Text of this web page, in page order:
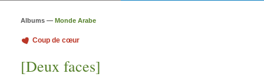
Albums — Monde Arabe
Coup de cœur
[Deux faces]